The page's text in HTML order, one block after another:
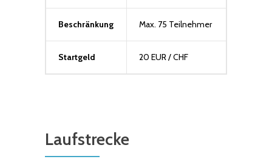
Beschränkung Max. 75 Teilnehmer
Startgeld 20 EUR / CHF
Laufstrecke